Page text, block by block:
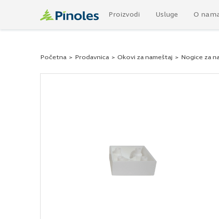
Proizvodi Usluge O
Početna > Prodavnica > Okovi za nameštaj > Nogice za